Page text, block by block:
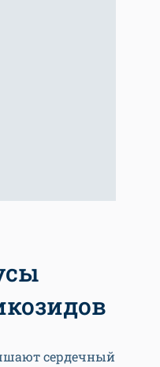
сердечный